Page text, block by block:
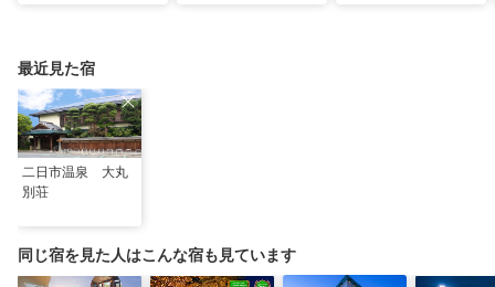
最近見た宿
二日市温泉 大丸
別荘
同じ宿を見た人はこんな宿も見ています